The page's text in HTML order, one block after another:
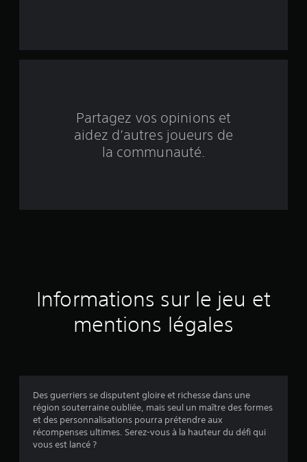
b
u
é
l
u
a
Partagez vos opinions et
aidez d’autres joueurs de
la communauté.
Informations sur le jeu et
mentions légales
Des guerriers se disputent gloire et richesse dans une
région souterraine oubliée, mais seul un maître des formes
et des personnalisations pourra prétendre aux
récompenses ultimes. Serez-vous à la hauteur du défi qui
vous est lancé ?